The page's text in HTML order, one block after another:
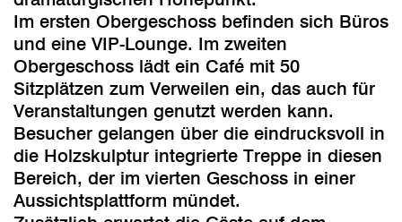
Im ersten Obergeschoss befinden sich Büros
und eine VIP-Lounge. Im zweiten
Obergeschoss lädt ein Café mit 50
Sitzplätzen zum Verweilen ein, das auch für
Veranstaltungen genutzt werden kann.
Besucher gelangen über die eindrucksvoll in
die Holzskulptur integrierte Treppe in diesen
Bereich, der im vierten Geschoss in einer
Aussichtsplattform mündet.